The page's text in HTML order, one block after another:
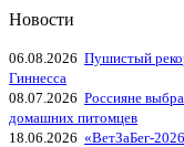
Новости
06.08.2026 Пушистый
Гиннесса
08.07.2026 Россияне
домашних питомцев
18.06.2026